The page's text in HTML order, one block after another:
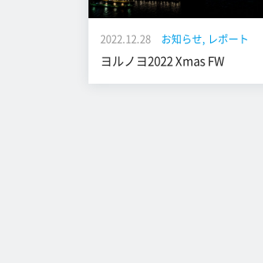
2022.12.28 お知らせ レポート
ヨルノヨ2022 Xmas FW